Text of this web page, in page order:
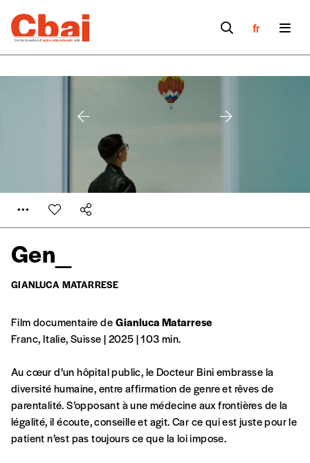
fr
Gen_
GIANLUCA MATARRESE
Film documentaire deGianluca Matarrese
Franc, Italie, Suisse | 2025 | 103 min.
Au cœur d’un hôpital public, le Docteur Bini embrasse la
diversité humaine, entre affirmation de genre et rêves de
parentalité. S’opposant à une médecine aux frontières de la
légalité, il écoute, conseille et agit. Car ce qui est juste pour le
patient n’est pas toujours ce que la loi impose.